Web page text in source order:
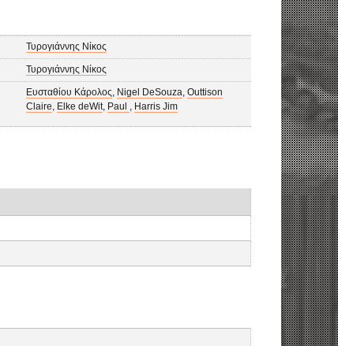
Τυρογιάννης Νίκος
Τυρογιάννης Νίκος
Ευσταθίου Κάρολος Nigel DeSouza ,Outtison
Claire Elke deWit, Paul Harris Jim